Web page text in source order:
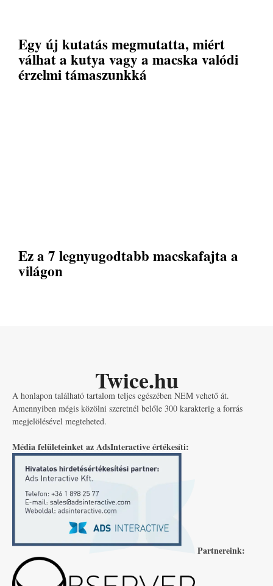
Egy új kutatás megmutatta, miért
válhat a kutya vagy a macska valódi
érzelmi támaszunkká
Ez a 7 legnyugodtabb macskafajta a
világon
Twice.hu
A honlapon található tartalom teljes egészében NEM vehető át.
Amennyiben mégis közölni szeretnél belőle 300 karakterig a forrás
megjelölésével megteheted.
Média felületeinket az AdsInteractive értékesíti:
Partnereink: